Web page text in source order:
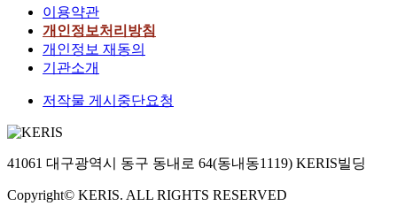
이용약관
개인정보처리방침
개인정보 재동의
기관소개
저작물 게시중단요청
41061 대구광역시 동구 동내로 64(동내동1119) KERIS빌딩
Copyright© KERIS. ALL RIGHTS RESERVED